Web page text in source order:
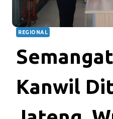
REGIONAL
Kanwil